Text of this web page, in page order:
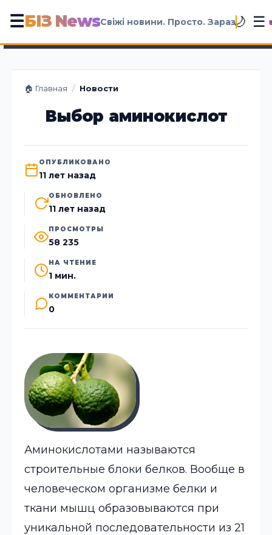
☰БІЗ NewsСвіжі новини. Просто. Зараз🌙 ☰
🏠 Главная / Новости
Выбор аминокислот
ОПУБЛИКОВАНО
11 лет назад
ОБНОВЛЕНО
11 лет назад
ПРОСМОТРЫ
58 235
НА ЧТЕНИЕ
1 мин.
КОММЕНТАРИИ
0
Аминокислотами называются
строительные блоки белков. Вообще в
человеческом организме белки и
ткани мышц образовываются при
уникальной последовательности из 21